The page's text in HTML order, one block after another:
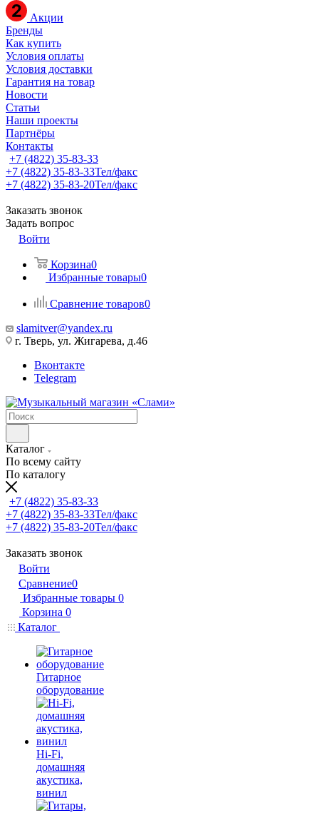
Акции
Бренды
Как купить
Условия оплаты
Условия доставки
Гарантия на товар
Новости
Статьи
Наши проекты
Партнёры
Контакты
+7 (4822) 35-83-33
+7 (4822) 35-83-33Тел/факс
+7 (4822) 35-83-20Тел/факс
Заказать звонок
Задать вопрос
Войти
Корзина0
Избранные товары0
Сравнение товаров0
slamitver@yandex.ru
г. Тверь, ул. Жигарева, д.46
Вконтакте
Telegram
Каталог
По всему сайту
По каталогу
+7 (4822) 35-83-33
+7 (4822) 35-83-33Тел/факс
+7 (4822) 35-83-20Тел/факс
Заказать звонок
Войти
Сравнение0
Избранные товары 0
Корзина 0
Каталог
Гитарное
оборудование
Hi-Fi,
домашняя
акустика,
винил